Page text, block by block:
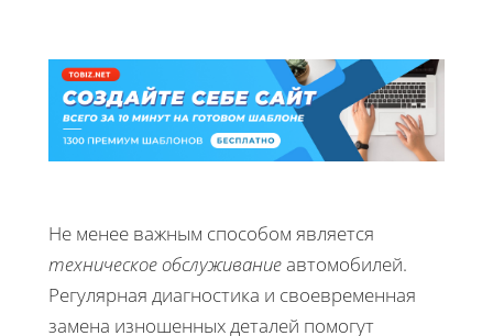
Не менее важным способом является
техническое обслуживаниеавтомобилей.
Регулярная диагностика и своевременная
замена изношенных деталей помогут